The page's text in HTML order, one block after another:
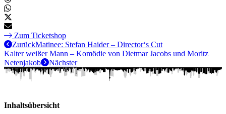
Zum Ticketshop
ZurückMatinee: Stefan Haider – Director‘s Cut
Kalter weißer Mann – Komödie von Dietmar Jacobs und Moritz
Netenjakob
Nächster
Inhaltsübersicht